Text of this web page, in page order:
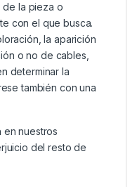
de la pieza o
con el que busca.
la aparición
o no de cables,
determinar la
también con una
en nuestros
del resto de